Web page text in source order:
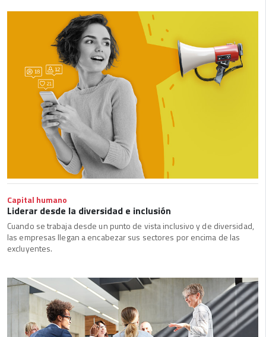
Capital humano
Liderar desde la diversidad e inclusión
Cuando se trabaja desde un punto de vista inclusivo y de diversidad,
las empresas llegan a encabezar sus sectores por encima de las
excluyentes.